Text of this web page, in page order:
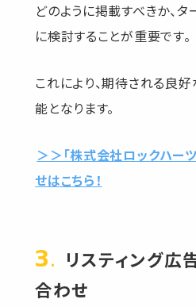
どのように掲載すべきか、
に検討することが重要です。
これにより、期待される良
能となります。
＞＞「株式会社ロックハー
せはこちら！
リスティング広
合わせ